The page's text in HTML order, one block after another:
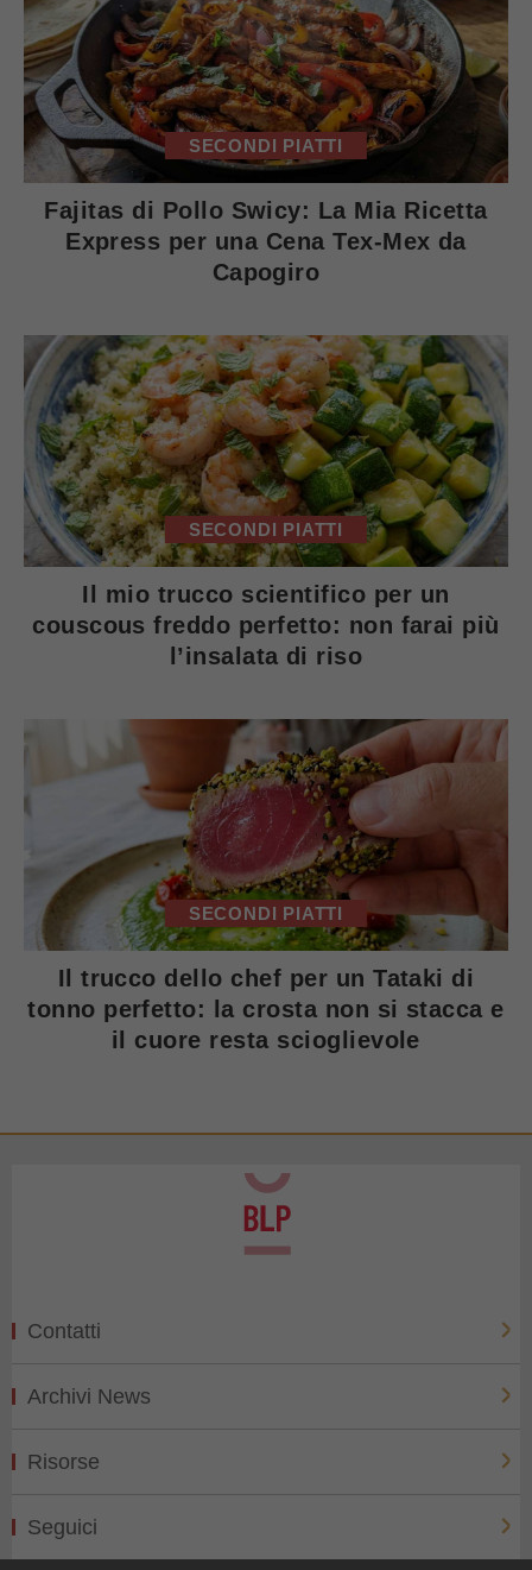
SECONDI PIATTI
Fajitas di Pollo Swicy: La Mia Ricetta
Express per una Cena Tex-Mex da
Capogiro
SECONDI PIATTI
Il mio trucco scientifico per un
couscous freddo perfetto: non farai più
l’insalata di riso
SECONDI PIATTI
Il trucco dello chef per un Tataki di
tonno perfetto: la crosta non si stacca e
il cuore resta scioglievole
Contatti
Archivi News
Risorse
Seguici